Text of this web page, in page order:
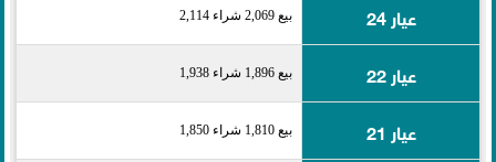
عيار 24
بيع 2,069 شراء 2,114
عيار 22 بيع 1,896 شراء 1,938
عيار 21 بيع 1,810 شراء 1,850